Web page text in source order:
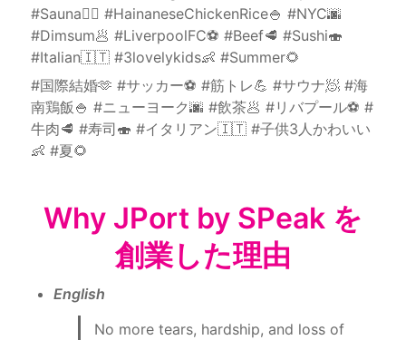
#Sauna🧖‍♀️ #HainaneseChickenRice🍚 #NYC🌆
#Dimsum🥟 #LiverpoolFC⚽️ #Beef🥩 #Sushi🍣
#Italian🇮🇹 #3lovelykids👶 #Summer🌻
#国際結婚🫶 #サッカー⚽️ #筋トレ💪 #サウナ🧖 #海
南鶏飯🍚 #ニューヨーク🌆 #飲茶🥟 #リバプール⚽️ #
牛肉🥩 #寿司🍣 #イタリアン🇮🇹 #子供3人かわいい
👶 #夏🌻
Why JPort by SPeak を
創業した理由
English
No more tears, hardship, and loss of